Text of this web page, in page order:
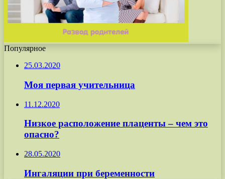
Популярное
25.03.2020
Моя первая учительница
11.12.2020
Низкое расположение плаценты – чем это
опасно?
28.05.2020
Ингаляции при беременности